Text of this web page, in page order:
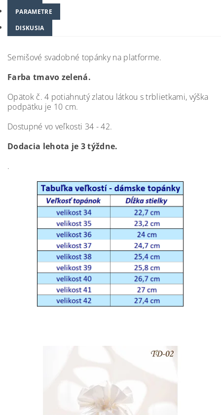
PARAMETRE
DISKUSIA
Semišové svadobné topánky na platforme.
Farba tmavo zelená.
Opätok č. 4 potiahnutý zlatou látkou s trblietkami, výška
podpätku je 10 cm.
Dostupné vo veľkosti 34 - 42.
Dodacia lehota je 3 týždne.
.